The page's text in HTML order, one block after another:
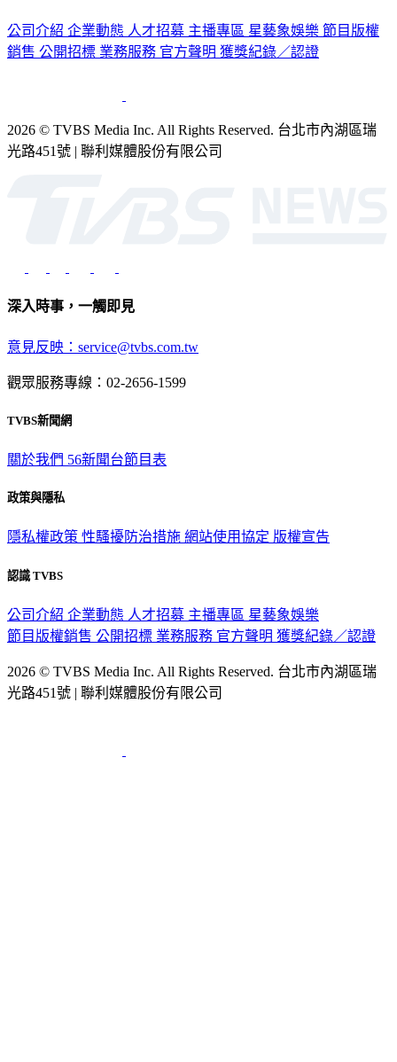
公司介紹 企業動態 人才招募 主播專區 星藝象娛樂 節目版權
銷售 公開招標 業務服務 官方聲明 獲獎紀錄／認證
2026 © TVBS Media Inc. All Rights Reserved. 台北市內湖區瑞
光路451號 | 聯利媒體股份有限公司
深入時事，一觸即見
意見反映：service@tvbs.com.tw
觀眾服務專線：02-2656-1599
TVBS新聞網
關於我們 56新聞台節目表
政策與隱私
隱私權政策 性騷擾防治措施 網站使用協定 版權宣告
認識 TVBS
公司介紹 企業動態 人才招募 主播專區 星藝象娛樂
節目版權銷售 公開招標 業務服務 官方聲明 獲獎紀錄／認證
2026 © TVBS Media Inc. All Rights Reserved. 台北市內湖區瑞
光路451號 | 聯利媒體股份有限公司